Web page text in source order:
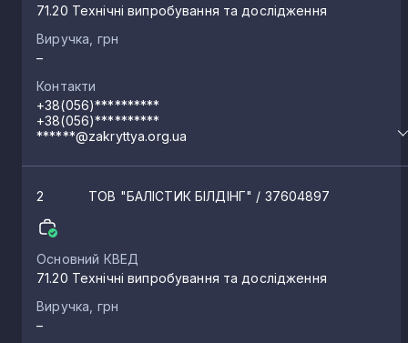
71.20 Технічні випробування та дослідження
Виручка, грн
–
Контакти
+38(056)**********
+38(056)**********
******@zakryttya.org.ua
2 ТОВ "БАЛІСТИК БІЛДІНГ" / 37604897
Основний КВЕД
71.20 Технічні випробування та дослідження
Виручка, грн
–